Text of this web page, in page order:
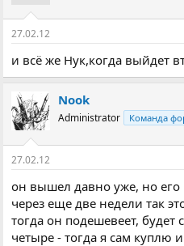
27.02.12
и всё же Нук,когда выйдет
Nook
Administrator Команда
27.02.12
он вышел давно уже, но его
через еще две недели так
тогда он подешевеет, будет
четыре - тогда я сам куплю